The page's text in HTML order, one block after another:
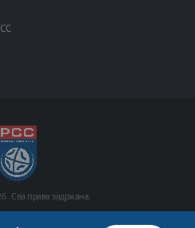
. Сва права задржана.